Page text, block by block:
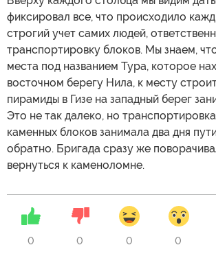
фиксировал все, что происходило
строгий учет самих людей,
транспортировку блоков. Мы знаем,
места под названием Тура, которое
восточном берегу Нила, к месту
пирамиды в Гизе на западный берег
Это не так далеко, но
каменных блоков занимала два дня
обратно. Бригада сразу же
вернуться к каменоломне.
0 0 0 0